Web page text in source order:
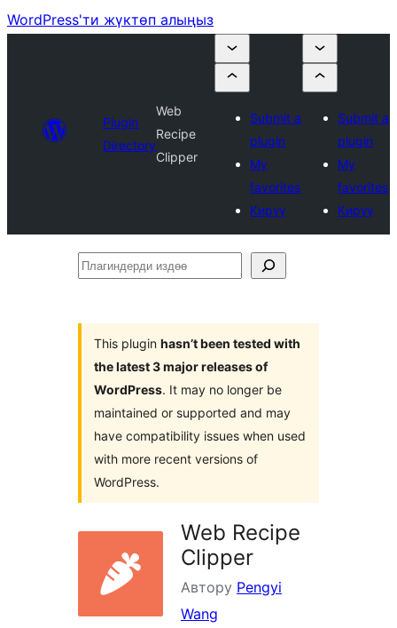
WordPress'ти жүктөп алыңыз
Plugin
Directory
Web
Recipe
Clipper
Submit a
plugin
My
favorites
Кирүү
Submit a
plugin
My
favorites
Кирүү
Плагиндерди
This plugin hasn’t been tested with
the latest 3 major releases of
WordPress. It may no longer be
maintained or supported and may
have compatibility issues when used
with more recent versions of
WordPress.
Web Recipe
Clipper
Автору Pengyi
Wang